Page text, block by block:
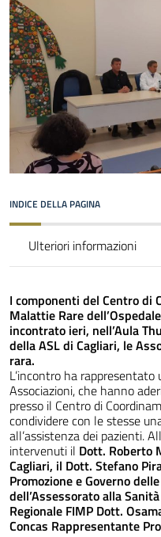
INDICE DELLA PAGINA
Ulteriori informazioni
I componenti del Centro di
Malattie Rare
incontrato ieri, nell’Aula
della ASL di Cagliari, le
rara.
L’incontro ha rappresentato
Associazioni, che hanno
presso il Centro di
condividere con le stesse
all’assistenza dei pazienti.
intervenuti il Dott. Roberto
Cagliari, il Dott. Stefano
Promozione e Governo
dell’Assessorato alla
Regionale FIMP Dott.
Concas Rappresentante